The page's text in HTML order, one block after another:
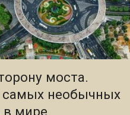
моста.
необычных
в мире